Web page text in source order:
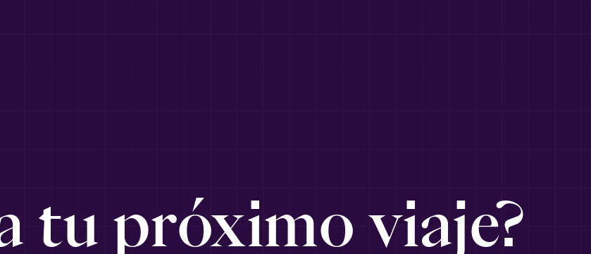
tu próximo viaje?